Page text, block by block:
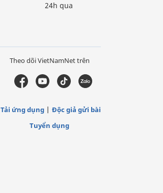
24h qua
Theo dõi VietNamNet trên
Tải ứng dụng
Độc giả gửi bài
Tuyển dụng